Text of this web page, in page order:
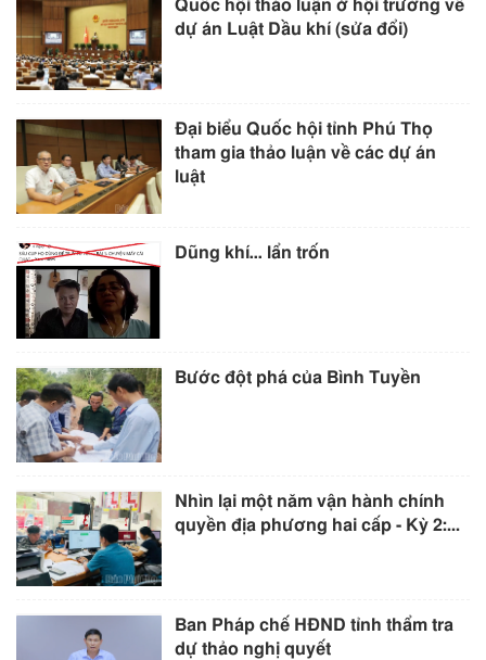
Quốc hội thảo luận ở hội trường về
dự án Luật Dầu khí (sửa đổi)
Đại biểu Quốc hội tỉnh Phú Thọ
tham gia thảo luận về các dự án
luật
Dũng khí… lẩn trốn
Bước đột phá của Bình Tuyền
Nhìn lại một năm vận hành chính
quyền địa phương hai cấp - Kỳ 2:...
Ban Pháp chế HĐND tỉnh thẩm tra
dự thảo nghị quyết